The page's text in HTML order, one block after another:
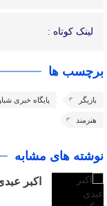
لینک کوتاه :
برچسب ها
بازیگر پایگاه خبری
هنرمند
نوشته های مشابه
اکبر